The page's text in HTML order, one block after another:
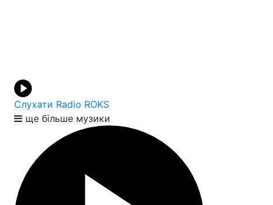
Слухати Radio ROKS
ще більше музики